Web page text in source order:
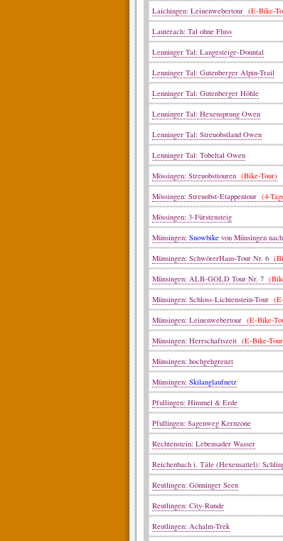
Laichingen: Leinenwebertour (E-Bike-
Lauterach: Tal ohne Fluss
Lenninger Tal: Langesteige-Donntal
Lenninger Tal: Gutenberger Alpin-Trail
Lenninger Tal: Gutenberger Höhle
Lenninger Tal: Hexensprung Owen
Lenninger Tal: Streuobstland Owen
Lenninger Tal: Tobeltal Owen
Mössingen: Streuobsttouren (Bike-Tour)
Mössingen: Streuobst-Etappentour (4-
Mössingen: 3-Fürstensteig
Münsingen: Snowbike von Münsingen
Münsingen: SchwörerHaus-Tour Nr. 6
Münsingen: ALB-GOLD Tour Nr. 7
Münsingen: Schloss-Lichtenstein-Tour
Münsingen: Leinenwebertour (E-Bike-
Münsingen: Herrschaftszeit (E-Bike-
Münsingen: hochgehgrenzt
Münsingen: Skilanglaufnetz
Pfullingen: Himmel & Erde
Pfullingen: Sagenweg Kernzone
Rechtenstein: Lebensader Wasser
Reichenbach i. Täle (Hexensattel):
Reutlingen: Gönninger Seen
Reutlingen: City-Runde
Reutlingen: Achalm-Trek